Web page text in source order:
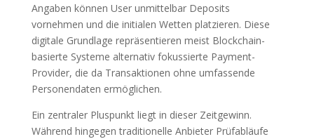
Angaben können User unmittelbar Deposits
vornehmen und die initialen Wetten platzieren. Diese
digitale Grundlage repräsentieren meist Blockchain-
basierte Systeme alternativ fokussierte Payment-
Provider, die da Transaktionen ohne umfassende
Personendaten ermöglichen.
Ein zentraler Pluspunkt liegt in dieser Zeitgewinn.
Während hingegen traditionelle Anbieter Prüfabläufe